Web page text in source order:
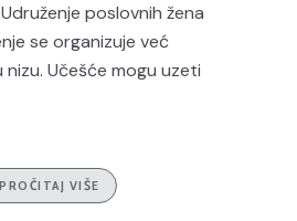
poslovnih žena
se organizuje već
Učešće mogu uzeti
PROČITAJ VIŠE